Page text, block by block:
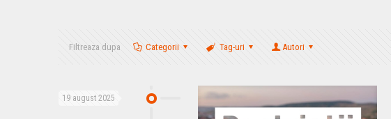
Filtreaza dupa Categorii Tag-uri Autori
19 august 2025